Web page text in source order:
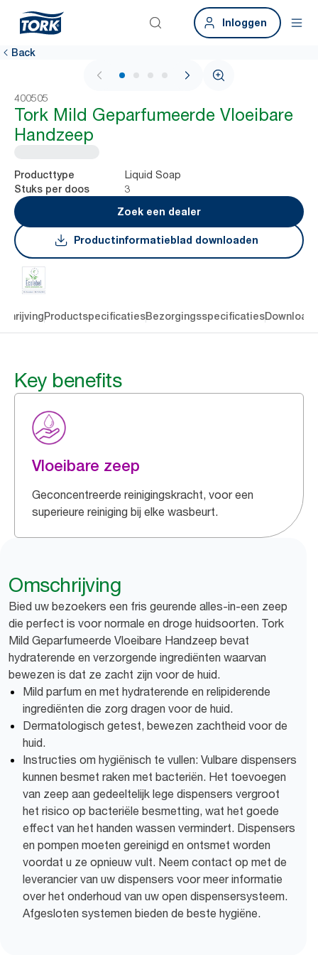
Inloggen
Back
1 / 4
400505
Tork Mild Geparfumeerde Vloeibare
Handzeep
Producttype Liquid Soap
Stuks per doos
3
Zoek een dealer
Productinformatieblad downloaden
ProductspecificatiesBezorgingsspecificaties
Key benefits
Vloeibare zeep
Geconcentreerde reinigingskracht, voor een
superieure reiniging bij elke wasbeurt.
Omschrijving
Bied uw bezoekers een fris geurende alles-in-een zeep
die perfect is voor normale en droge huidsoorten. Tork
Mild Geparfumeerde Vloeibare Handzeep bevat
hydraterende en verzorgende ingrediënten waarvan
bewezen is dat ze zacht zijn voor de huid.
Mild parfum en met hydraterende en relipiderende
ingrediënten die zorg dragen voor de huid.
Dermatologisch getest, bewezen zachtheid voor de
huid.
Instructies om hygiënisch te vullen: Vulbare dispensers
kunnen besmet raken met bacteriën. Het toevoegen
van zeep aan gedeeltelijk lege dispensers vergroot
het risico op bacteriële besmetting, wat het goede
effect van het handen wassen vermindert. Dispensers
en pompen moeten gereinigd en ontsmet worden
voordat u ze opnieuw vult. Neem contact op met de
leverancier van uw dispensers voor meer informatie
over het onderhoud van uw open dispensersysteem.
Afgesloten systemen bieden de beste hygiëne.